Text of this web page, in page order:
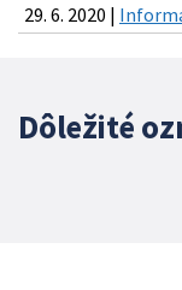
29. 6. 2020 |
Dôležité